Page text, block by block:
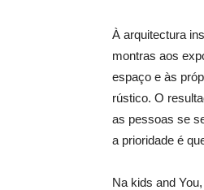
À arquitectura
montras aos
espaço e às
rústico. O
as pessoas se
a prioridade é
Na kids and